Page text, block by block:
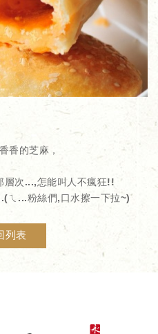
香的芝麻，
層次...,怎能叫人不瘋狂!!
ㄟ...粉絲們,口水擦一下拉~)
列表